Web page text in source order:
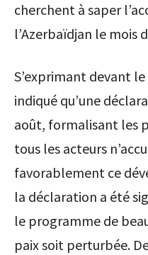
cherchent à saper
l’Azerbaïdjan le mois
S’exprimant devant
indiqué qu’une
août, formalisant les
tous les acteurs
favorablement ce
la déclaration a été
le programme de
paix soit perturbée.